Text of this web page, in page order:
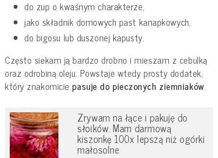
do zup o kwaśnym charakterze,
jako składnik domowych past kanapkowych,
do bigosu lub duszonej kapusty.
Często siekam ją bardzo drobno i mieszam z cebulką
oraz odrobiną oleju. Powstaje wtedy prosty dodatek,
który znakomicie pasuje do pieczonych ziemniaków.
Zrywam na łące i pakuję do
słoików. Mam darmową
kiszonkę 100x lepszą niż ogórki
małosolne